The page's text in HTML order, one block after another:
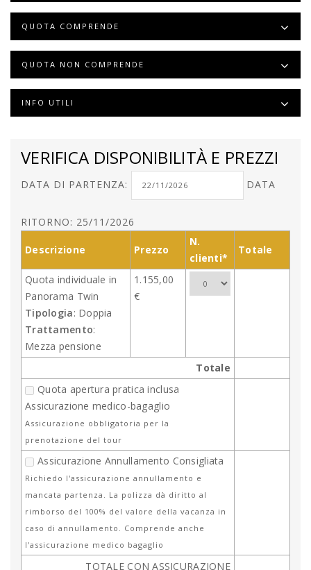
QUOTA COMPRENDE
QUOTA NON COMPRENDE
INFO UTILI
VERIFICA DISPONIBILITÀ E PREZZI
DATA DI PARTENZA: DATA
RITORNO: 25/11/2026
Descrizione Prezzo
N.
clienti*
Totale
Quota individuale in
Panorama Twin
Tipologia: Doppia
Trattamento:
Mezza pensione
1.155,00
€
Totale
Quota apertura pratica inclusa
Assicurazione medico-bagaglio
Assicurazione obbligatoria per la
prenotazione del tour
Assicurazione Annullamento Consigliata
Richiedo l'assicurazione annullamento e
mancata partenza. La polizza dà diritto al
rimborso del 100% del valore della vacanza in
caso di annullamento. Comprende anche
l'assicurazione medico bagaglio
TOTALE CON ASSICURAZIONE